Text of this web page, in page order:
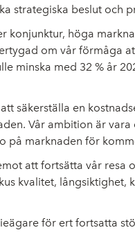
strategiska beslut
konjunktur, höga
om vår förmåga
minska med 32 % år
säkerställa en
Vår ambition är
på marknaden för
att fortsätta vår
kvalitet,
för ert fortsatta